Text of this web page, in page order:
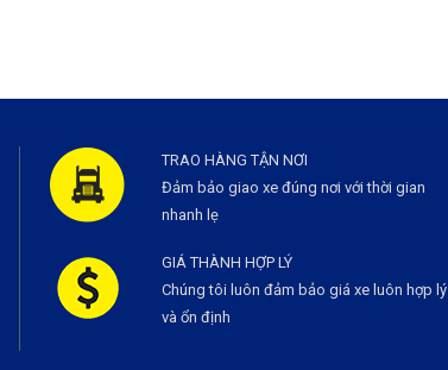
TRAO HÀNG TẬN NƠI
Đảm bảo giao xe đúng nơi với thời gian
nhanh lẹ
GIÁ THÀNH HỢP LÝ
Chúng tôi luôn đảm bảo giá xe luôn hợp lý
và ổn định